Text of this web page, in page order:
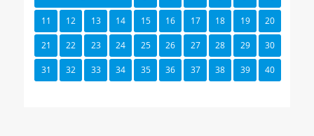
11 12 13 14 15 16 17 18 19 20
21 22 23 24 25 26 27 28 29 30
31 32 33 34 35 36 37 38 39 40